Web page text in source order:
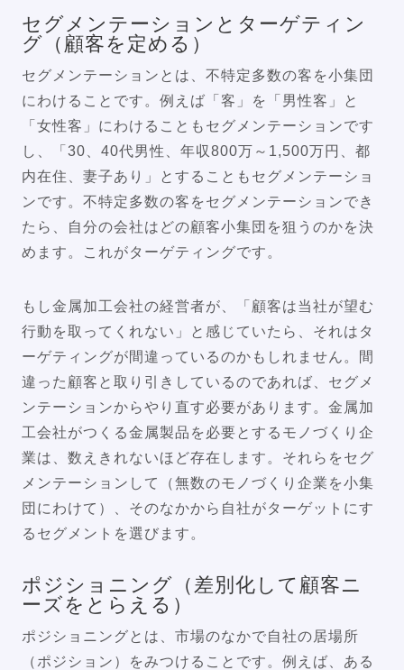
セグメンテーションとターゲティン
グ（顧客を定める）
セグメンテーションとは、不特定多数の客を小集団
にわけることです。例えば「客」を「男性客」と
「女性客」にわけることもセグメンテーションです
し、「30、40代男性、年収800万～1,500万円、都
内在住、妻子あり」とすることもセグメンテーショ
ンです。不特定多数の客をセグメンテーションでき
たら、自分の会社はどの顧客小集団を狙うのかを決
めます。これがターゲティングです。
もし金属加工会社の経営者が、「顧客は当社が望む
行動を取ってくれない」と感じていたら、それはタ
ーゲティングが間違っているのかもしれません。間
違った顧客と取り引きしているのであれば、セグメ
ンテーションからやり直す必要があります。金属加
工会社がつくる金属製品を必要とするモノづくり企
業は、数えきれないほど存在します。それらをセグ
メンテーションして（無数のモノづくり企業を小集
団にわけて）、そのなかから自社がターゲットにす
るセグメントを選びます。
ポジショニング（差別化して顧客ニ
ーズをとらえる）
ポジショニングとは、市場のなかで自社の居場所
（ポジション）をみつけることです。例えば、ある